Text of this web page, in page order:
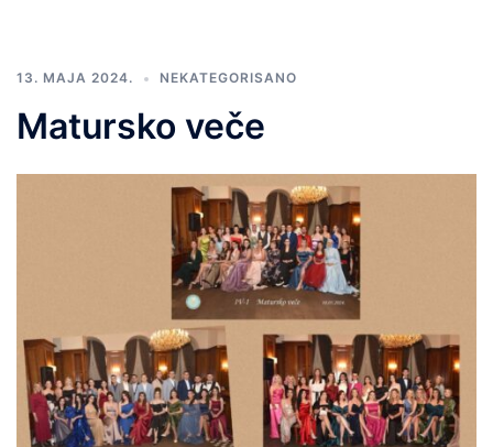
13. MAJA 2024. NEKATEGORISANO
Matursko veče